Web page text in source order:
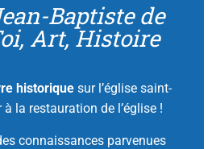
Baptiste de
Art, Histoire
historique sur l’église saint-
la restauration de l’église !
connaissances parvenues